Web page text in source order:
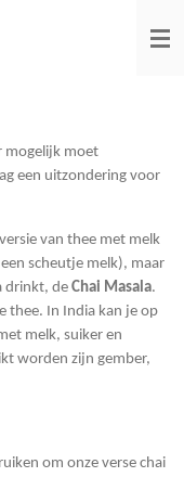
mogelijk moet
een uitzondering voor
van thee met melk
scheutje melk), maar
drinkt, de Chai Masala.
thee. In India kan je op
melk, suiker en
worden zijn gember,
om onze verse chai